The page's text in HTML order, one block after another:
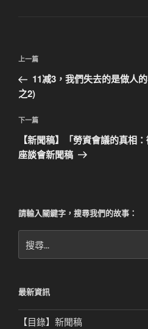
文
導
覽
上
一
篇
章
上一篇
11减3，我們失去的是做人
之2)
下
一
篇
下一篇
【新聞稿】「勞資會議的真相
座談會新聞稿
請輸入關鍵字，搜尋我們的故事：
尋
字:
最新資訊
【目錄】新聞稿